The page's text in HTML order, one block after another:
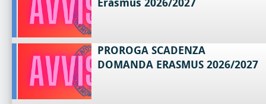
Erasmus 2026/2027
PROROGA SCADENZA
DOMANDA ERASMUS 2026/2027